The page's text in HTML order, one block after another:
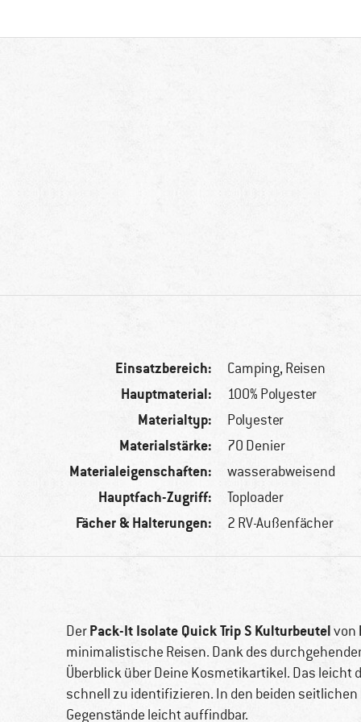
Einsatzbereich: Camping, Reisen
Hauptmaterial: 100% Polyester
Materialtyp: Polyester
Materialstärke: 70 Denier
Materialeigenschaften: wasserabweisend
Hauptfach-Zugriff: Toploader
Fächer & Halterungen: 2 RV-Außenfächer
DerPack-It Isolate Quick Trip S Kulturbeutelvon
minimalistische Reisen. Dank des
Überblick über Deine Kosmetikartikel. Das leicht
schnell zu identifizieren. In den beiden
Gegenstände leicht auffindbar.